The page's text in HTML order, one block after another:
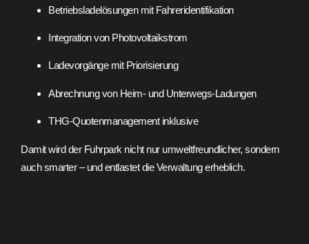
Betriebsladelösungen mit Fahreridentifikation
Integration von Photovoltaikstrom
Ladevorgänge mit Priorisierung
Abrechnung von Heim- und Unterwegs-Ladungen
THG-Quotenmanagement inklusive
Damit wird der Fuhrpark nicht nur umweltfreundlicher, sondern
auch smarter – und entlastet die Verwaltung erheblich.